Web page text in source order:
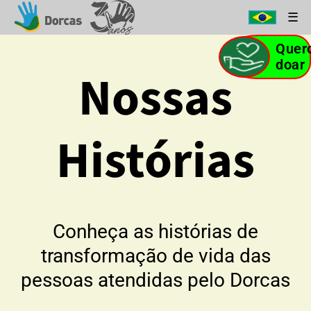
Nossas
Histórias
Conheça as histórias de
transformação de vida das
pessoas atendidas pelo Dorcas
doar